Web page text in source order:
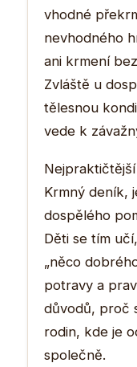
vhodné
nevhodného
ani krmení
Zvláště u
tělesnou
vede k
Krmný deník,
dospělého
Děti se tím
„něco
potravy a
důvodů, proč
rodin, kde je
společně.